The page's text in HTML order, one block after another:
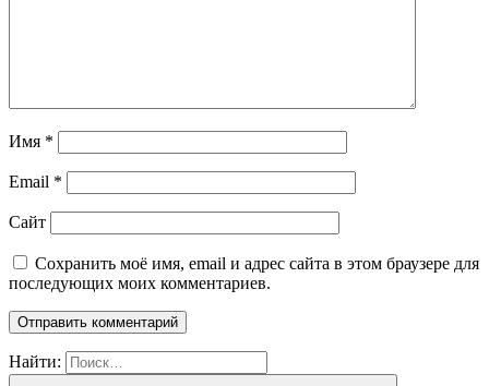
Имя *
Email *
Сайт
Сохранить моё имя, email и адрес сайта в этом браузере для
последующих моих комментариев.
Найти: